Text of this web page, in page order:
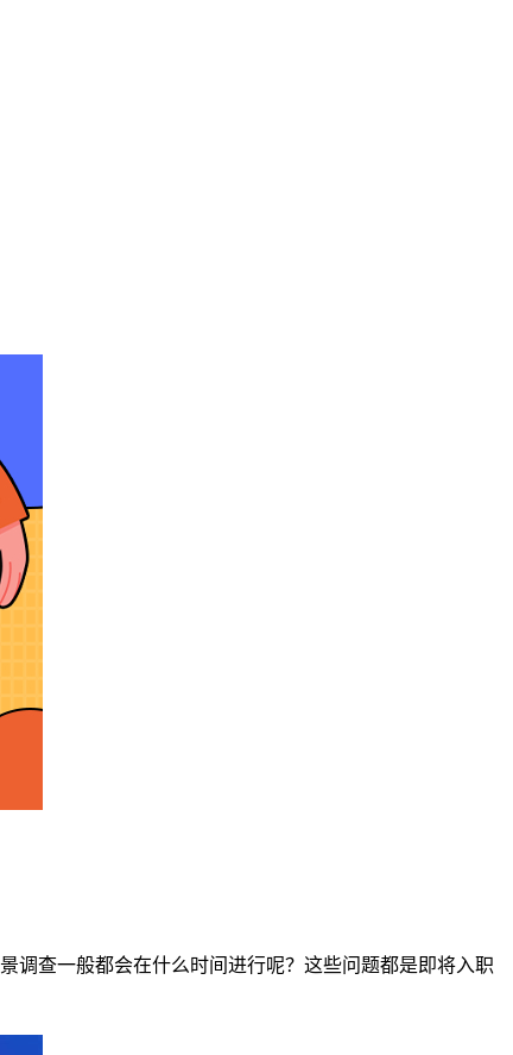
调查一般都会在什么时间进行呢？这些问题都是即将入职